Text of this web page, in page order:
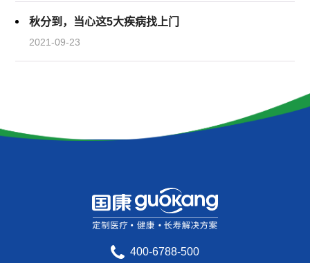
秋分到，当心这5大疾病找上门
2021-09-23
400-6788-500